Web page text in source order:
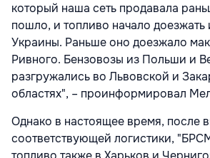
который наша сеть продавала
пошло, и топливо начало доезжать
Украины. Раньше оно доезжало
Ривного. Бензовозы из Польши и
разгружались во Львовской и
областях", – проинформировал
Однако в настоящее время, после
соответствующей логистики,